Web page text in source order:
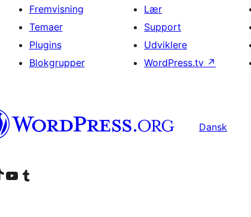
Fremvisning
Temaer
Plugins
Blokgrupper
Lær
Support
Udviklere
WordPress.tv ↗
Dansk
kontoTikTok-konto
Besøg vores YouTube-kanalBesøg vores Tumblr-konto